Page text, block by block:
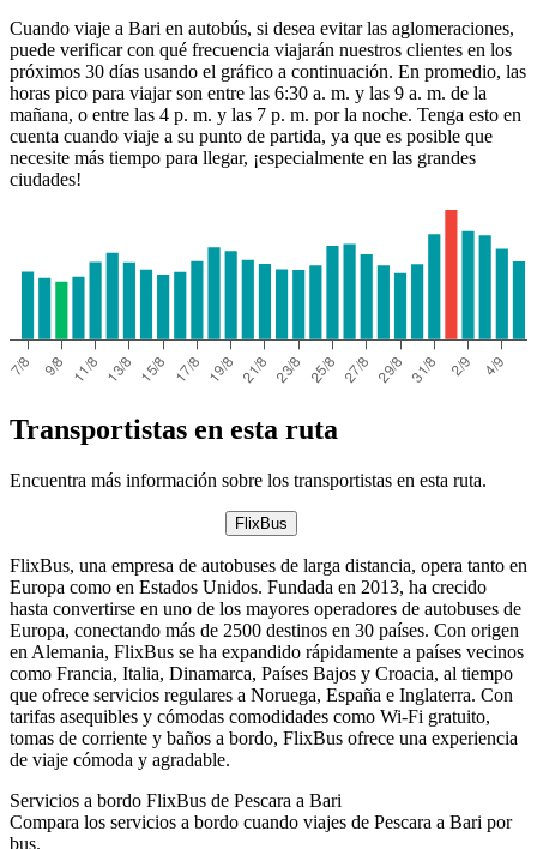
Cuando viaje a Bari en autobús, si desea evitar las aglomeraciones,
puede verificar con qué frecuencia viajarán nuestros clientes en los
próximos 30 días usando el gráfico a continuación. En promedio, las
horas pico para viajar son entre las 6:30 a. m. y las 9 a. m. de la
mañana, o entre las 4 p. m. y las 7 p. m. por la noche. Tenga esto en
cuenta cuando viaje a su punto de partida, ya que es posible que
necesite más tiempo para llegar, ¡especialmente en las grandes
ciudades!
Transportistas en esta ruta
Encuentra más información sobre los transportistas en esta ruta.
FlixBus
FlixBus, una empresa de autobuses de larga distancia, opera tanto en
Europa como en Estados Unidos. Fundada en 2013, ha crecido
hasta convertirse en uno de los mayores operadores de autobuses de
Europa, conectando más de 2500 destinos en 30 países. Con origen
en Alemania, FlixBus se ha expandido rápidamente a países vecinos
como Francia, Italia, Dinamarca, Países Bajos y Croacia, al tiempo
que ofrece servicios regulares a Noruega, España e Inglaterra. Con
tarifas asequibles y cómodas comodidades como Wi-Fi gratuito,
tomas de corriente y baños a bordo, FlixBus ofrece una experiencia
de viaje cómoda y agradable.
Servicios a bordo FlixBus de Pescara a Bari
Compara los servicios a bordo cuando viajes de Pescara a Bari por
bus.